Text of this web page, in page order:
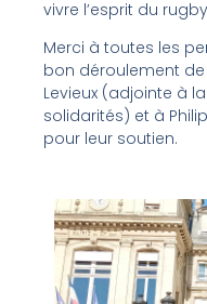
vivre l’esprit du
Merci à toutes les
bon déroulement
Levieux (adjointe à
solidarités) et à
pour leur soutien.